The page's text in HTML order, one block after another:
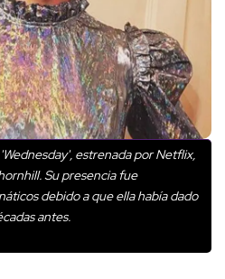
estrenada por Netflix,
Su presencia fue
debido a que ella había dado
antes.